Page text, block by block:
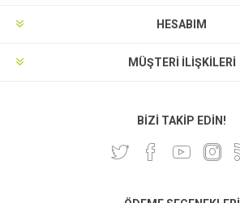
HESABIM
MÜŞTERI İLIŞKILERI
BIZI TAKIP EDIN!